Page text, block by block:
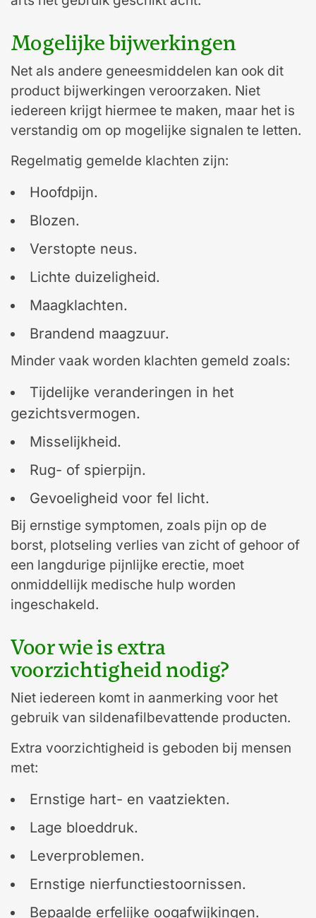
Mogelijke bijwerkingen
Net als andere geneesmiddelen kan ook dit
product bijwerkingen veroorzaken. Niet
iedereen krijgt hiermee te maken, maar het is
verstandig om op mogelijke signalen te letten.
Regelmatig gemelde klachten zijn:
Hoofdpijn.
Blozen.
Verstopte neus.
Lichte duizeligheid.
Maagklachten.
Brandend maagzuur.
Minder vaak worden klachten gemeld zoals:
Tijdelijke veranderingen in het
gezichtsvermogen.
Misselijkheid.
Rug- of spierpijn.
Gevoeligheid voor fel licht.
Bij ernstige symptomen, zoals pijn op de
borst, plotseling verlies van zicht of gehoor of
een langdurige pijnlijke erectie, moet
onmiddellijk medische hulp worden
ingeschakeld.
Voor wie is extra
voorzichtigheid nodig?
Niet iedereen komt in aanmerking voor het
gebruik van sildenafilbevattende producten.
Extra voorzichtigheid is geboden bij mensen
met:
Ernstige hart- en vaatziekten.
Lage bloeddruk.
Leverproblemen.
Ernstige nierfunctiestoornissen.
Bepaalde erfelijke oogafwijkingen.